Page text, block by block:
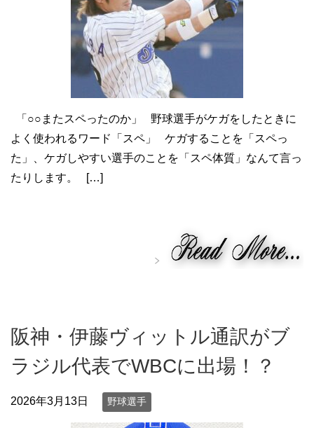
「○○またスペったのか」 野球選手がケガをしたときに
よく使われるワード「スペ」 ケガすることを「スペっ
た」、ケガしやすい選手のことを「スペ体質」なんて言っ
たりします。 […]
阪神・伊藤ヴィットル通訳がブ
ラジル代表でWBCに出場！？
2026年3月13日 野球選手